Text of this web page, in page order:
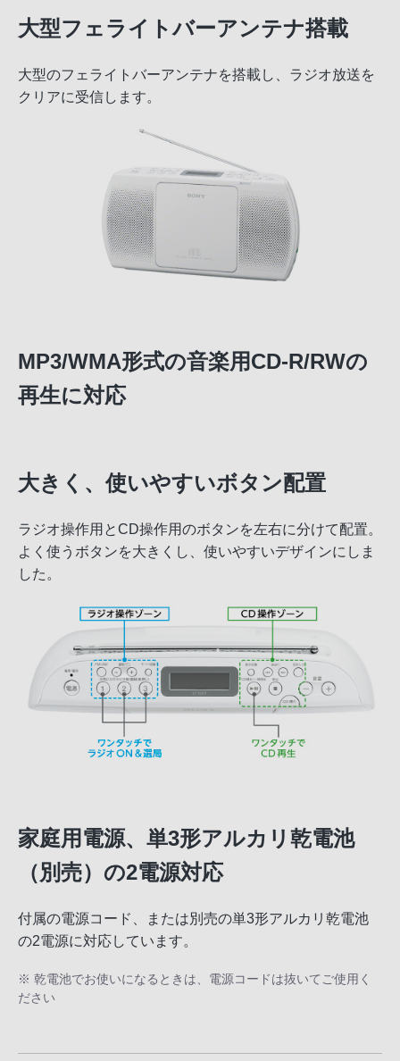
大型フェライトバーアンテナ搭載
大型のフェライトバーアンテナを搭載し、ラジオ放送を
クリアに受信します。
MP3/WMA形式の音楽用CD-R/RWの
再生に対応
大きく、使いやすいボタン配置
ラジオ操作用とCD操作用のボタンを左右に分けて配置。
よく使うボタンを大きくし、使いやすいデザインにしま
した。
家庭用電源、単3形アルカリ乾電池
（別売）の2電源対応
付属の電源コード、または別売の単3形アルカリ乾電池
の2電源に対応しています。
※ 乾電池でお使いになるときは、電源コードは抜いてご使用く
ださい